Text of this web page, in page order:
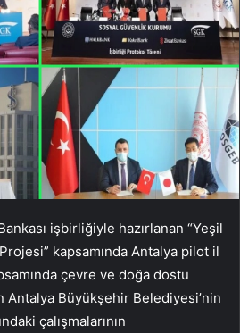
işbirliğiyle hazırlanan “Yeşil
kapsamında Antalya pilot il
çevre ve doğa dostu
Büyükşehir Belediyesi’nin
çalışmalarının